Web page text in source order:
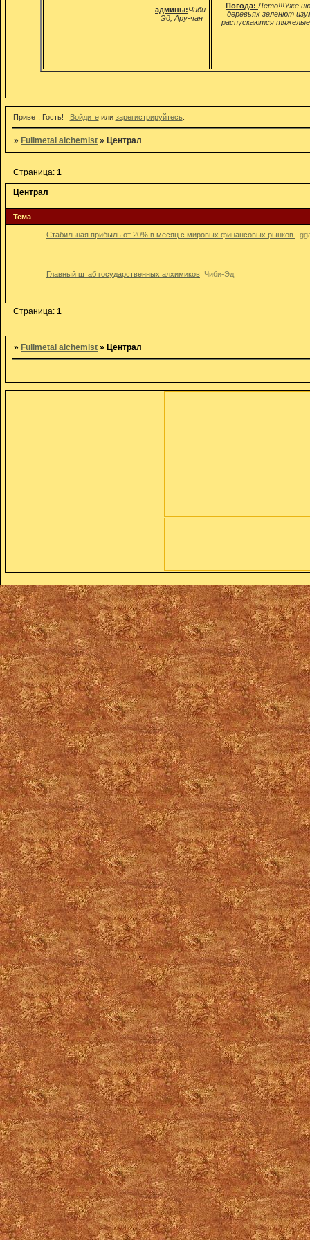
админы:Чиби-
Эд, Ару-чан
Погода: Лето!!!Уже
деревьях зеленют
распускаются
Привет, Гость! Войдитеили зарегистрируйтесь.
» Fullmetal alchemist » Централ
Централ
Страница:1
Тема
Стабильная прибыль от 20% в месяц с мировых финансовых рынков.
Главный штаб государственных алхимиков Чиби-Эд
Страница:1
» Fullmetal alchemist » Централ